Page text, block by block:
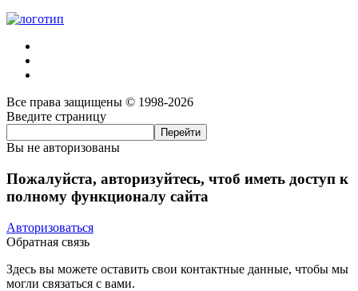
Все права защищены © 1998-2026
Введите страницу
Вы не авторизованы
Пожалуйста, авторизуйтесь, чтоб иметь доступ к
полному функционалу сайта
Авторизоваться
Обратная связь
Здесь вы можете оставить свои контактные данные, чтобы мы
могли связаться с вами.